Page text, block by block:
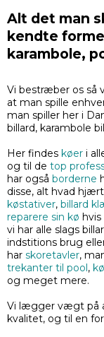
Alt det man
kendte
karambole,
Vi bestræber os så
at man spille
man spiller her i
billard, karambole
Her findes køer i
og til de top
har også borderne
disse, alt hvad
køstativer, billard
reparere sin kø
vi har alle slags
indstitions brug
har skoretavler,
trekanter til pool,
og meget mere.
Vi lægger vægt på
kvalitet, og til en